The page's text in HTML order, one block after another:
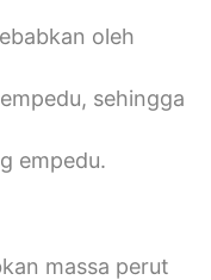
oleh
sehingga
empedu.
massa perut